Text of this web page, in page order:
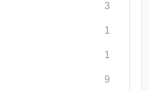
3
1
1
9